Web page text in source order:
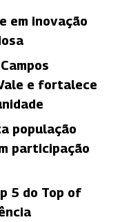
em inovação
e fortalece
população
participação
5 do Top of